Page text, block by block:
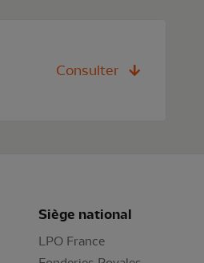
Consulter
Siège national
LPO France